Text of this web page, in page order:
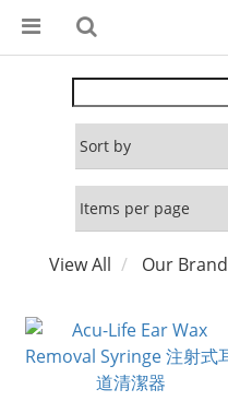
View All Our Brand